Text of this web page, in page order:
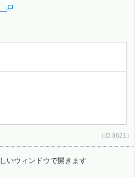
（ID:3621）
いウィンドウで開きます